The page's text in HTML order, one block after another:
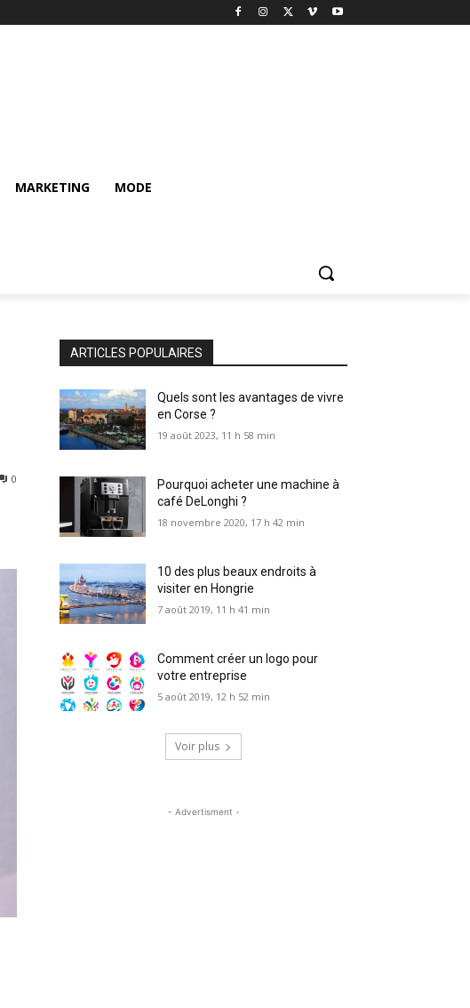
MARKETING MODE
0
ARTICLES POPULAIRES
Quels sont les avantages de vivre
en Corse ?
19 août 2023, 11 h 58 min
Pourquoi acheter une machine à
café DeLonghi ?
18 novembre 2020, 17 h 42 min
10 des plus beaux endroits à
visiter en Hongrie
7 août 2019, 11 h 41 min
Comment créer un logo pour
votre entreprise
5 août 2019, 12 h 52 min
Voir plus
- Advertisment -